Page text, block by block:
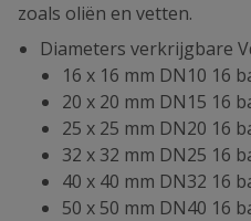
zoals oliën en vetten.
Diameters verkrijgbare
16 x 16 mm DN10 16
20 x 20 mm DN15 16
25 x 25 mm DN20 16
32 x 32 mm DN25 16
40 x 40 mm DN32 16
50 x 50 mm DN40 16